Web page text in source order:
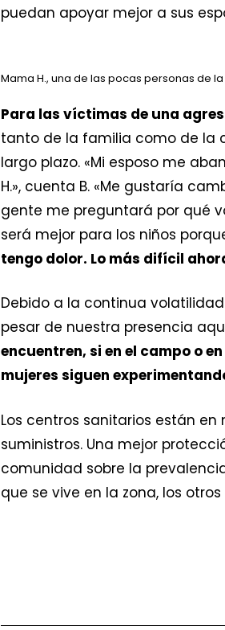
puedan apoyar mejor a sus
Mama H., una de las pocas personas de
Para las víctimas de una
tanto de la familia como de la
largo plazo. «Mi esposo me
H.», cuenta B. «Me gustaría
gente me preguntará por qué
será mejor para los niños
tengo dolor. Lo más difícil
Debido a la continua
pesar de nuestra presencia
encuentren, si en el campo o
mujeres siguen
Los centros sanitarios están
suministros. Una mejor
comunidad sobre la
que se vive en la zona, los